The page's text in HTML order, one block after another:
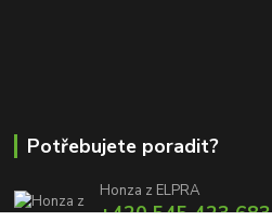
Potřebujete poradit?
Honza z ELPRA
+420 545 423 683